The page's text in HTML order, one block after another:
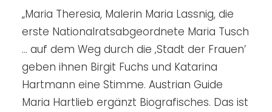
„Maria Theresia, Malerin Maria Lassnig, die
erste Nationalratsabgeordnete Maria Tusch
… auf dem Weg durch die ‚Stadt der Frauen’
geben ihnen Birgit Fuchs und Katarina
Hartmann eine Stimme. Austrian Guide
Maria Hartlieb ergänzt Biografisches. Das ist